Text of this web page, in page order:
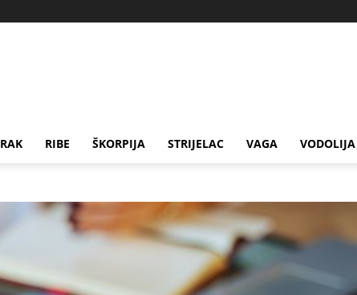
RAK RIBE ŠKORPIJA STRIJELAC VAGA VODOLIJA